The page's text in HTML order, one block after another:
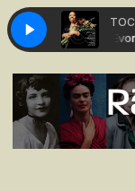
(ft. Cesaria Evora)